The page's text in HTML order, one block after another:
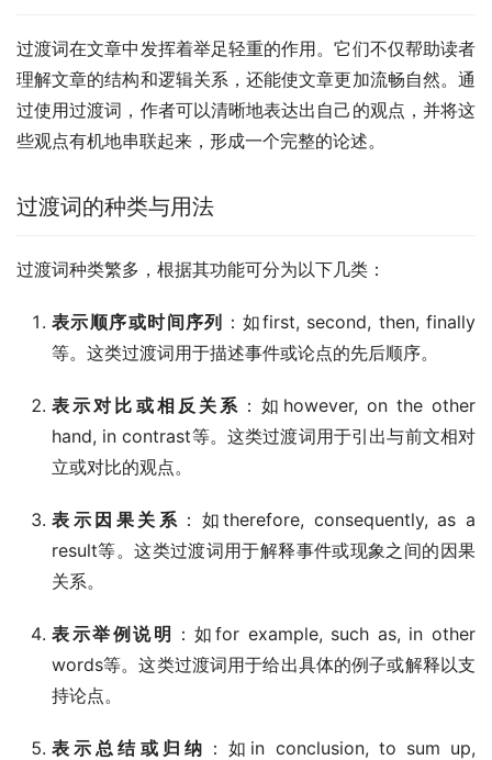
过渡词在文章中发挥着举足轻重的作用。它们不仅帮助读者
理解文章的结构和逻辑关系，还能使文章更加流畅自然。通
过使用过渡词，作者可以清晰地表达出自己的观点，并将这
些观点有机地串联起来，形成一个完整的论述。
过渡词的种类与用法
过渡词种类繁多，根据其功能可分为以下几类：
表示顺序或时间序列 ：如first, second, then, finally
等。这类过渡词用于描述事件或论点的先后顺序。
表示对比或相反关系 ：如however, on the other
hand, in contrast等。这类过渡词用于引出与前文相对
立或对比的观点。
表示因果关系 ：如therefore, consequently, as a
result等。这类过渡词用于解释事件或现象之间的因果
关系。
表示举例说明 ：如for example, such as, in other
words等。这类过渡词用于给出具体的例子或解释以支
持论点。
表示总结或归纳 ：如in conclusion, to sum up,